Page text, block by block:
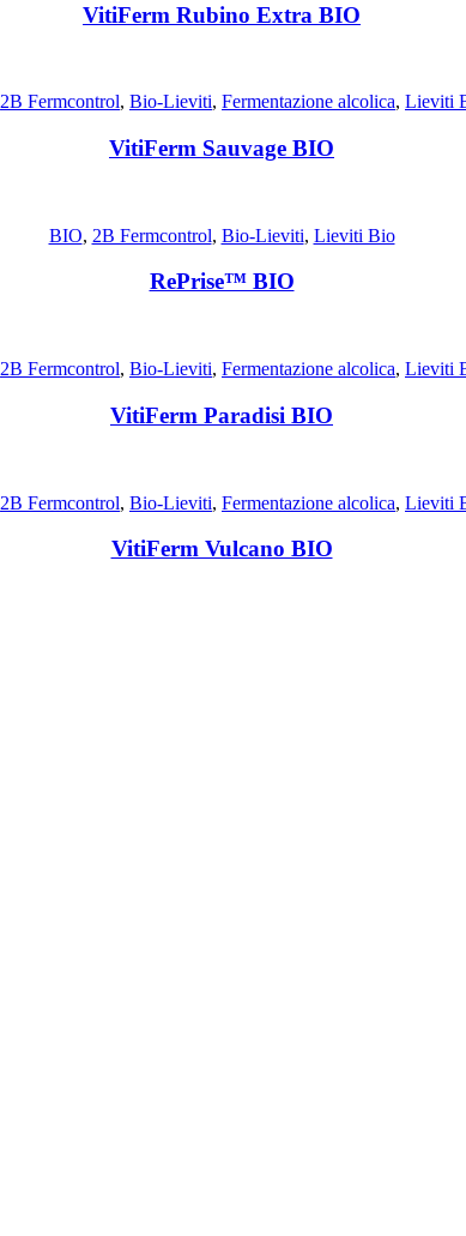
VitiFerm Rubino Extra BIO
2B Fermcontrol, Bio-Lieviti, Fermentazione alcolica, Lieviti
VitiFerm Sauvage BIO
BIO, 2B Fermcontrol, Bio-Lieviti, Lieviti Bio
RePrise™ BIO
2B Fermcontrol, Bio-Lieviti, Fermentazione alcolica, Lieviti
VitiFerm Paradisi BIO
2B Fermcontrol, Bio-Lieviti, Fermentazione alcolica, Lieviti
VitiFerm Vulcano BIO